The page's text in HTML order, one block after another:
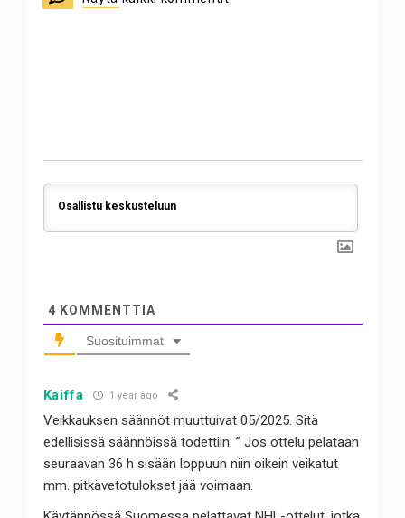
4 KOMMENTTIA
Suosituimmat
Kaiffa 1 year ago
Veikkauksen säännöt muuttuivat 05/2025. Sitä
edellisissä säännöissä todettiin: ” Jos ottelu pelataan
seuraavan 36 h sisään loppuun niin oikein veikatut
mm. pitkävetotulokset jää voimaan.